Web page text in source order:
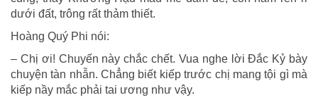
dưới đất, trông rất thảm thiết.
Hoàng Quý Phi nói:
– Chị ơi! Chuyến này chắc chết. Vua nghe lời Ðắc Kỷ bày
chuyện tàn nhẫn. Chẳng biết kiếp trước chị mang tội gì mà
kiếp nầy mắc phải tai ương như vậy.